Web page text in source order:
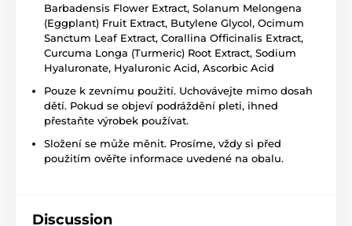
Barbadensis Flower Extract, Solanum Melongena
(Eggplant) Fruit Extract, Butylene Glycol, Ocimum
Sanctum Leaf Extract, Corallina Officinalis Extract,
Curcuma Longa (Turmeric) Root Extract, Sodium
Hyaluronate, Hyaluronic Acid, Ascorbic Acid
Pouze k zevnímu použití. Uchovávejte mimo dosah
dětí. Pokud se objeví podráždění pleti, ihned
přestaňte výrobek používat.
Složení se může měnit. Prosíme, vždy si před
použitím ověřte informace uvedené na obalu.
Discussion